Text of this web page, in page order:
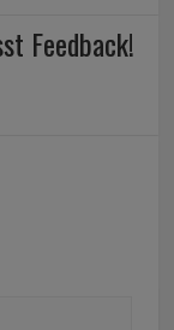
Feedback!